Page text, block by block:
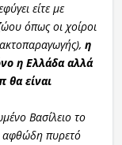
είτε με
όπως οι χοίροι
η
η Ελλάδα αλλά
θα είναι
Βασίλειο το
αφθώδη πυρετό